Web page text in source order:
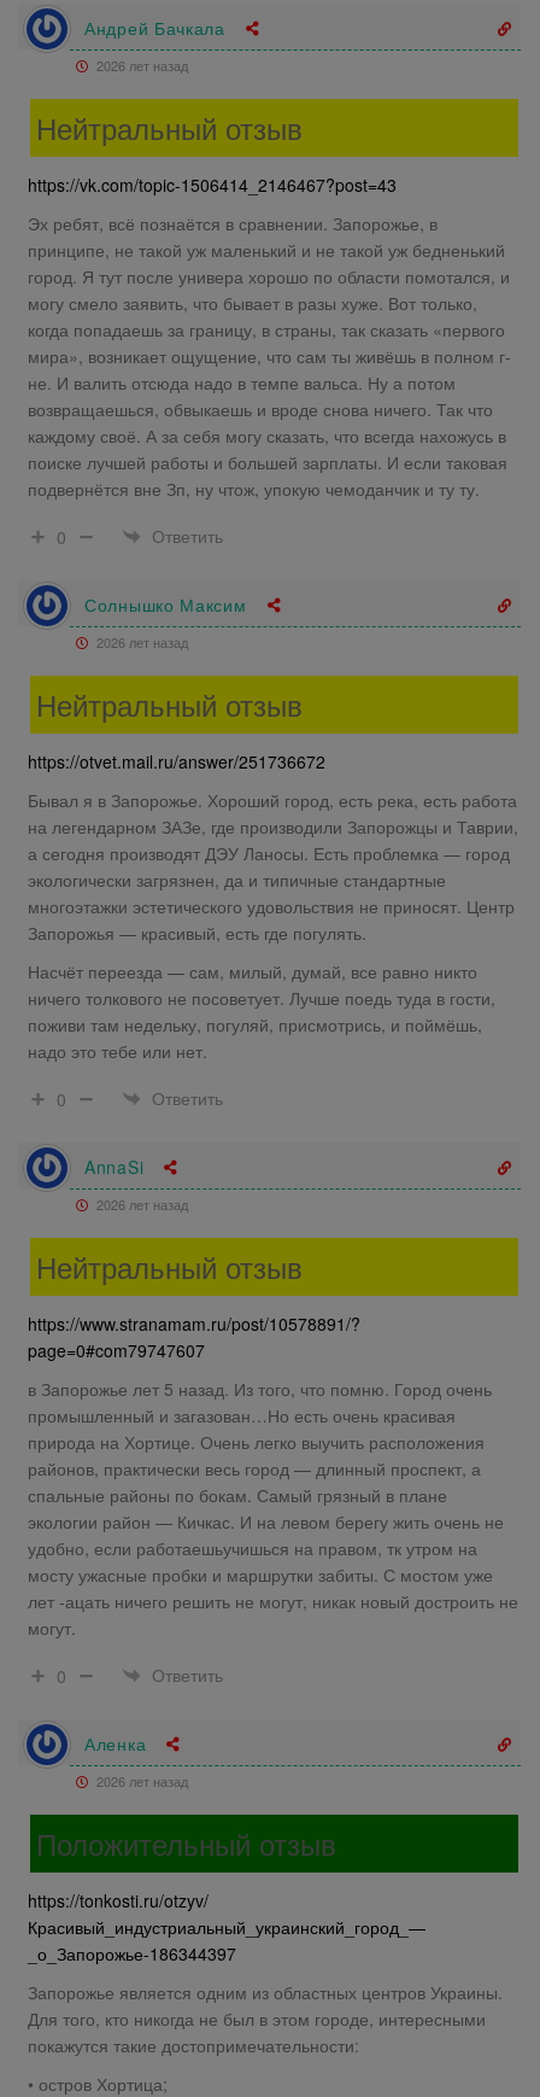
Андрей Бачкала
2026 лет назад
Нейтральный отзыв
https://vk.com/topic-1506414_2146467?post=43
Эх ребят, всё познаётся в сравнении. Запорожье, в
принципе, не такой уж маленький и не такой уж бедненький
город. Я тут после универа хорошо по области помотался, и
могу смело заявить, что бывает в разы хуже. Вот только,
когда попадаешь за границу, в страны, так сказать «первого
мира», возникает ощущение, что сам ты живёшь в полном г-
не. И валить отсюда надо в темпе вальса. Ну а потом
возвращаешься, обвыкаешь и вроде снова ничего. Так что
каждому своё. А за себя могу сказать, что всегда нахожусь в
поиске лучшей работы и большей зарплаты. И если таковая
подвернётся вне Зп, ну чтож, упокую чемоданчик и ту ту.
0
Ответить
Солнышко Максим
2026 лет назад
Нейтральный отзыв
https://otvet.mail.ru/answer/251736672
Бывал я в Запорожье. Хороший город, есть река, есть работа
на легендарном ЗАЗе, где производили Запорожцы и Таврии,
а сегодня производят ДЭУ Ланосы. Есть проблемка — город
экологически загрязнен, да и типичные стандартные
многоэтажки эстетического удовольствия не приносят. Центр
Запорожья — красивый, есть где погулять.
Насчёт переезда — сам, милый, думай, все равно никто
ничего толкового не посоветует. Лучше поедь туда в гости,
поживи там недельку, погуляй, присмотрись, и поймёшь,
надо это тебе или нет.
0
Ответить
AnnaSi
2026 лет назад
Нейтральный отзыв
https://www.stranamam.ru/post/10578891/?
page=0#com79747607
в Запорожье лет 5 назад. Из того, что помню. Город очень
промышленный и загазован…Но есть очень красивая
природа на Хортице. Очень легко выучить расположения
районов, практически весь город — длинный проспект, а
спальные районы по бокам. Самый грязный в плане
экологии район — Кичкас. И на левом берегу жить очень не
удобно, если работаешьучишься на правом, тк утром на
мосту ужасные пробки и маршрутки забиты. С мостом уже
лет -ацать ничего решить не могут, никак новый достроить не
могут.
0
Ответить
Аленка
2026 лет назад
Положительный отзыв
https://tonkosti.ru/otzyv/
Красивый_индустриальный_украинский_город_—
_о_Запорожье-186344397
Запорожье является одним из областных центров Украины.
Для того, кто никогда не был в этом городе, интересными
покажутся такие достопримечательности:
• остров Хортица;